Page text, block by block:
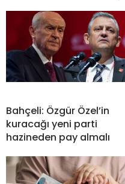
Bahçeli: Özgür Özel’in
kuracağı yeni parti
hazineden pay almalı